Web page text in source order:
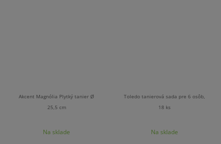
Akcent Magnólia Plytký tanier Ø
25,5 cm
Na sklade
Toledo tanierová sada pre 6 osôb,
18 ks
Na sklade